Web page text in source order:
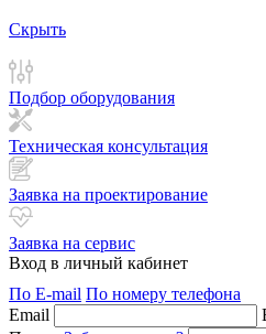
Скрыть
Подбор оборудования
Техническая консультация
Заявка на проектирование
Заявка на сервис
Вход в личный кабинет
По E-mail По номеру телефона
Email